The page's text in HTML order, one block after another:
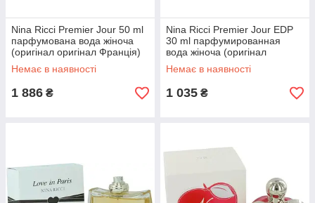
Nina Ricci Premier Jour 50 ml
парфумована вода жіноча
(оригінал оригінал Франція)
Немає в наявності
1 886 ₴
Nina Ricci Premier Jour EDP
30 ml парфумированная
вода жіноча (оригінал
оригінал Франція)
Немає в наявності
1 035 ₴